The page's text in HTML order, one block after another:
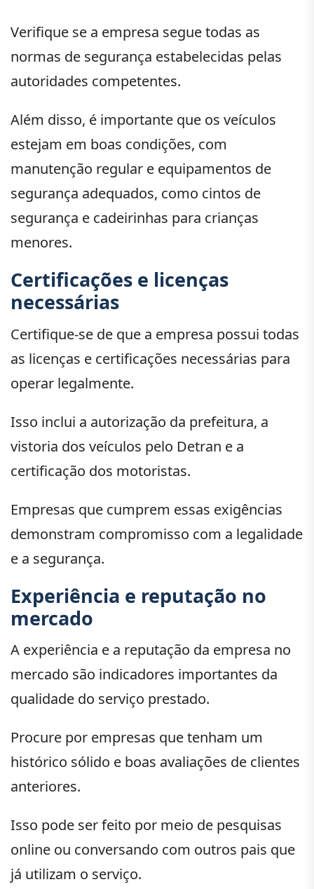
Verifique se a empresa segue todas as
normas de segurança estabelecidas pelas
autoridades competentes.
Além disso, é importante que os veículos
estejam em boas condições, com
manutenção regular e equipamentos de
segurança adequados, como cintos de
segurança e cadeirinhas para crianças
menores.
Certificações e licenças
necessárias
Certifique-se de que a empresa possui todas
as licenças e certificações necessárias para
operar legalmente.
Isso inclui a autorização da prefeitura, a
vistoria dos veículos pelo Detran e a
certificação dos motoristas.
Empresas que cumprem essas exigências
demonstram compromisso com a legalidade
e a segurança.
Experiência e reputação no
mercado
A experiência e a reputação da empresa no
mercado são indicadores importantes da
qualidade do serviço prestado.
Procure por empresas que tenham um
histórico sólido e boas avaliações de clientes
anteriores.
Isso pode ser feito por meio de pesquisas
online ou conversando com outros pais que
já utilizam o serviço.